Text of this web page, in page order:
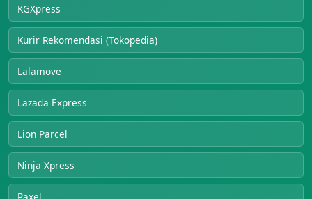
KGXpress
Kurir Rekomendasi (Tokopedia)
Lalamove
Lazada Express
Lion Parcel
Ninja Xpress